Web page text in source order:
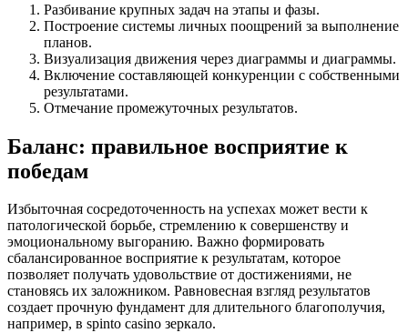
Разбивание крупных задач на этапы и фазы.
Построение системы личных поощрений за выполнение
планов.
Визуализация движения через диаграммы и диаграммы.
Включение составляющей конкуренции с собственными
результатами.
Отмечание промежуточных результатов.
Баланс: правильное восприятие к
победам
Избыточная сосредоточенность на успехах может вести к
патологической борьбе, стремлению к совершенству и
эмоциональному выгоранию. Важно формировать
сбалансированное восприятие к результатам, которое
позволяет получать удовольствие от достижениями, не
становясь их заложником. Равновесная взгляд результатов
создает прочную фундамент для длительного благополучия,
например, в spinto casino зеркало.